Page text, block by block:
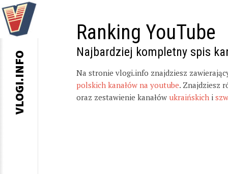
Ranking YouTube
Najbardziej kompletny spis
Na stronie vlogi.info znajdziesz
polskich kanałów na youtube. Znajdziesz
oraz zestawienie kanałów ukraińskich i
VLOGI.INFO